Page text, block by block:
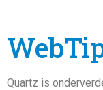
Quartz is